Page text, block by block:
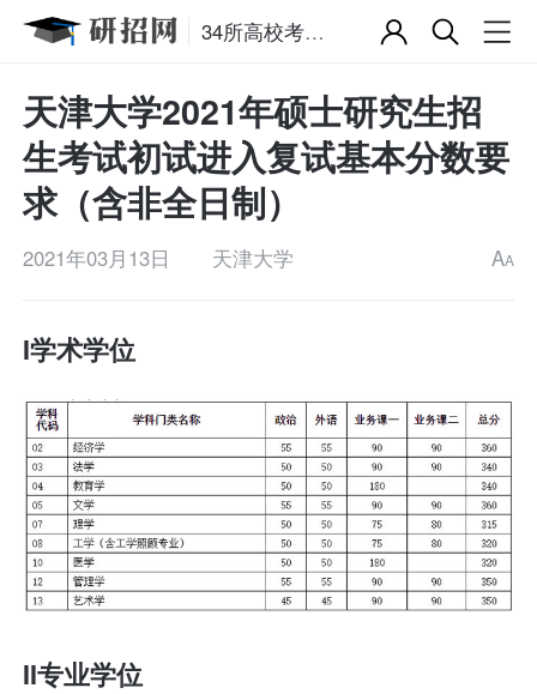
34所高校考研复试分数线
天津大学2021年硕士研究生招
生考试初试进入复试基本分数要
求（含非全日制）
2021年03月13日 天津大学 AA
I学术学位
II专业学位